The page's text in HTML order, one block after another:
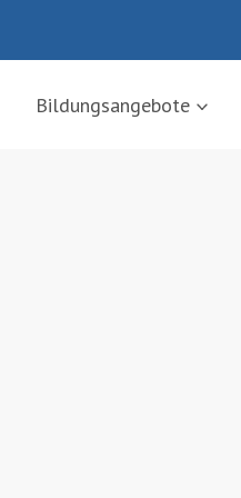
Bildungsangebote